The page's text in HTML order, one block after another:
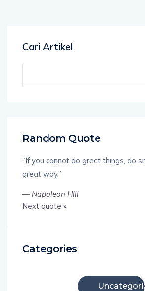
Cari Artikel
Random Quote
“If you cannot do great things, do
great way.”
—Napoleon Hill
Next quote »
Categories